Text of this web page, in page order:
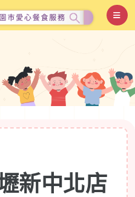
新中北店